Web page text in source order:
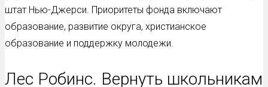
штат Нью-Джерси. Приоритеты фонда включают
образование, развитие округа, христианское
образование и поддержку молодежи.
Лес Робинс. Вернуть школьникам